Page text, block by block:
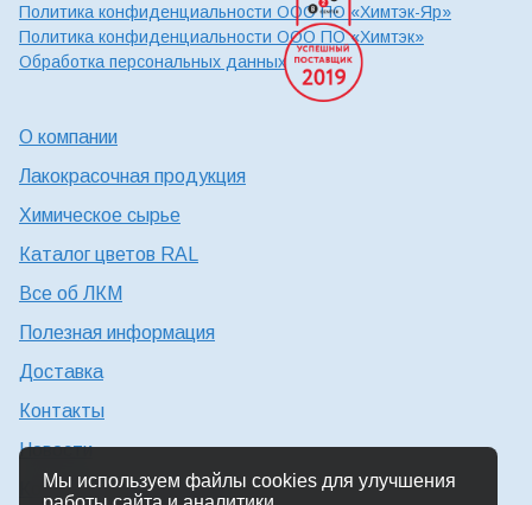
Политика конфиденциальности ООО ПО «Химтэк-Яр»
Политика конфиденциальности ООО ПО «Химтэк»
Обработка персональных данных
О компании
Лакокрасочная продукция
Химическое сырье
Каталог цветов RAL
Все об ЛКМ
Полезная информация
Доставка
Контакты
Новости
Консультация технолога
Мы используем файлы cookies для улучшения